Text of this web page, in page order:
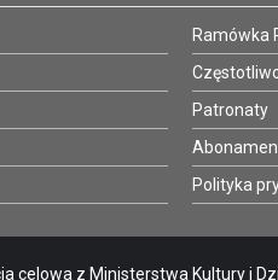
Ramówka
Patronaty
Polityka
celowa z Ministerstwa Kultury i